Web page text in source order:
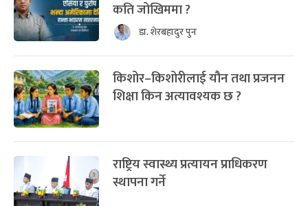
कति जोखिममा ?
डा. शेरबहादुर पुन
किशोर–किशोरीलाई यौन तथा प्रजनन
शिक्षा किन अत्यावश्यक छ ?
राष्ट्रिय स्वास्थ्य प्रत्यायन प्राधिकरण
स्थापना गर्ने